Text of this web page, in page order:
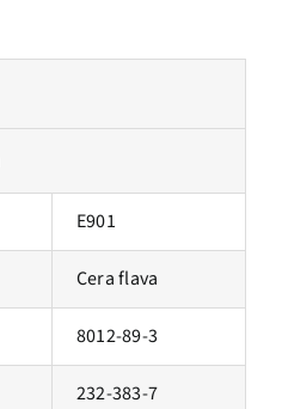
E901
Cera flava
8012-89-3
232-383-7